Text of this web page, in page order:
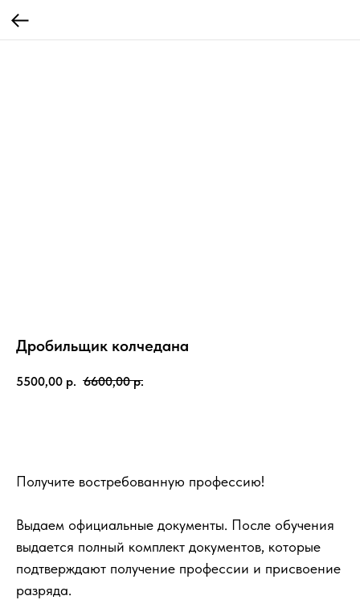
Дробильщик колчедана
5500,00 р. 6600,00 р.
Получите востребованную профессию!
Выдаем официальные документы. После обучения
выдается полный комплект документов, которые
подтверждают получение профессии и присвоение
разряда.